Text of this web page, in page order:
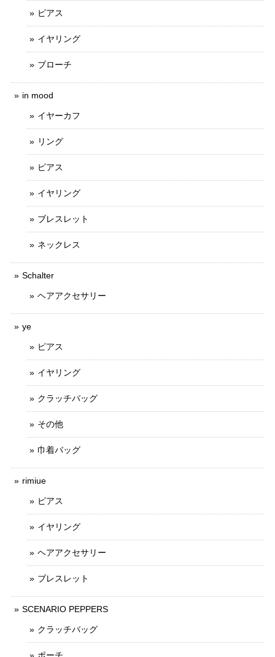
ピアス
イヤリング
ブローチ
in mood
イヤーカフ
リング
ピアス
イヤリング
ブレスレット
ネックレス
Schalter
ヘアアクセサリー
ye
ピアス
イヤリング
クラッチバッグ
その他
巾着バッグ
rimiue
ピアス
イヤリング
ヘアアクセサリー
ブレスレット
SCENARIO PEPPERS
クラッチバッグ